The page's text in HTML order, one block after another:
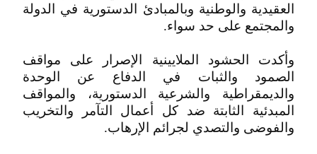
العقيدية والوطنية وبالمبادئ الدستورية في الدولة
والمجتمع على حد سواء.
وأكدت الحشود الملايينية الإصرار على مواقف
الصمود والثبات في الدفاع عن الوحدة
والديمقراطية والشرعية الدستورية، والمواقف
المبدئية الثابتة ضد كل أعمال التآمر والتخريب
والفوضى والتصدي لجرائم الإرهاب.